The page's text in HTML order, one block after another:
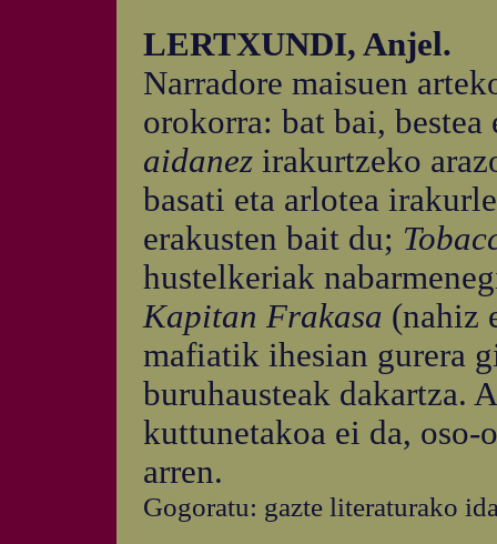
LERTXUNDI, Anjel.
Narradore maisuen
orokorra: bat bai,
aidanez irakurtzeko
basati eta arlotea
erakusten bait du;
hustelkeriak
Kapitan Frakasa (nahiz
mafiatik ihesian gurera
buruhausteak dakartza.
kuttunetakoa ei da,
arren.
Gogoratu: gazte literaturako